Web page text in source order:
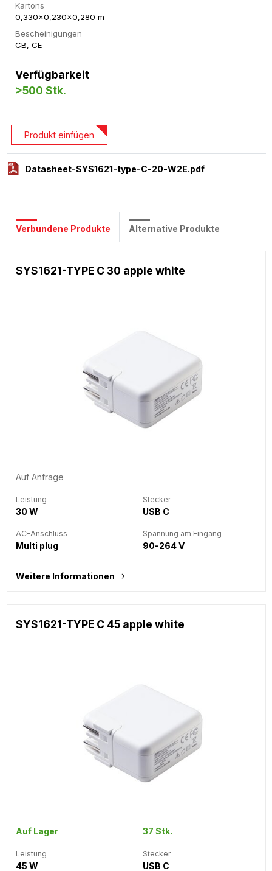
Kartons
0,330x0,230x0,280 m
Bescheinigungen
CB, CE
Verfügbarkeit
>500 Stk.
Datasheet-SYS1621-type-C-20-W2E.pdf
Produkt einfügen
Verbundene Produkte Alternative Produkte
SYS1621-TYPE C 30 apple white
Auf Anfrage
Leistung
30 W
Stecker
USB C
AC-Anschluss
Multi plug
Spannung am Eingang
90-264 V
Weitere Informationen
SYS1621-TYPE C 45 apple white
Auf Lager 37 Stk.
Leistung
45 W
Stecker
USB C